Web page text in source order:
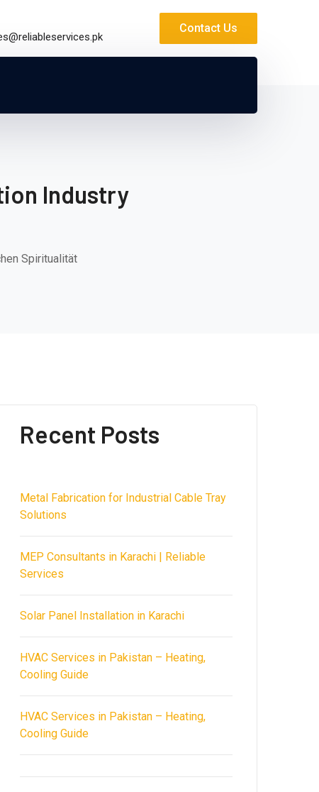
Contact Us
Industry
Spiritualität
Recent Posts
Metal Fabrication for Industrial Cable Tray
Solutions
MEP Consultants in Karachi | Reliable
Services
Solar Panel Installation in Karachi
HVAC Services in Pakistan – Heating,
Cooling Guide
HVAC Services in Pakistan – Heating,
Cooling Guide